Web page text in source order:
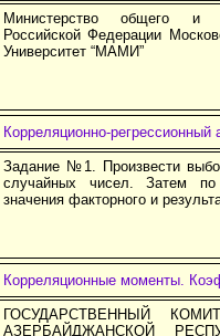
Министерство общего и
Российской Федерации
Университет “МАМИ”
Корреляционно-
Задание №1. Произвести
случайных чисел. Затем
значения факторного и
Корреляционные моменты.
ГОСУДАРСТВЕННЫЙ
АЗЕРБАЙДЖАНСКОЙ